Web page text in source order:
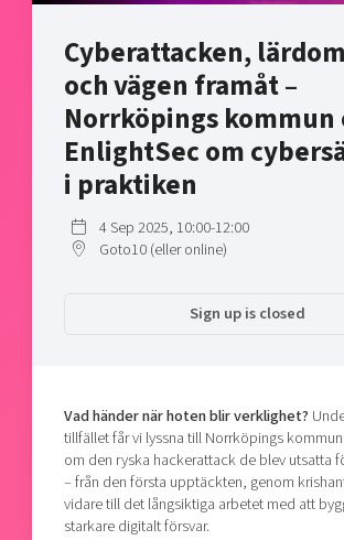
Bright East
East Sweden Tech Women
Reversed mentorship
Current offers and activities
Talent & skills
Startup & industry collaboration
Offers to boost your business
Funding opportunities
Projects
Publications
Project toolbox
Our clusters
Today's lunch in Mjärdevi
Cyberattacken,
och vägen framåt –
Norrköpings kommun
EnlightSec om
i praktiken
4 Sep 2025, 10:00-12:00
Goto10 (eller online)
Sign up is closed
Vad händer när hoten blir verklighet?
tillfället får vi lyssna till Norrköpings
om den ryska hackerattack de blev utsatta
– från den första upptäckten, genom
vidare till det långsiktiga arbetet med att
starkare digitalt försvar.